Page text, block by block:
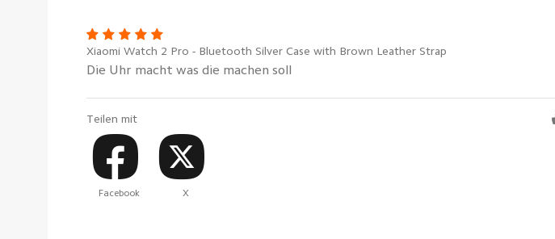
Xiaomi Watch 2 Pro - Bluetooth Silver Case with Brown Leather Strap
Die Uhr macht was die machen soll
Teilen mit
Facebook X